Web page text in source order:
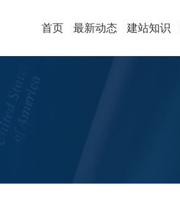
首页 最新动态 建站知识